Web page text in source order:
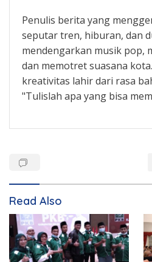
Penulis berita yang
seputar tren, hiburan, dan
mendengarkan musik pop,
dan memotret suasana
kreativitas lahir dari rasa
"Tulislah apa yang bisa
Read Also